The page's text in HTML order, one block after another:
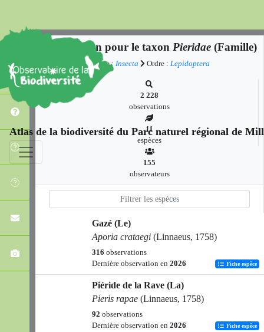
Atlas de la biodiversité du Parc naturel régional de
Observation pour le taxon Pieridae(Famille)
Classe : Insecta Ordre : Lepidoptera
2 228
observations
11
espèces
155
observateurs
Gazé (Le)
Aporia crataegi (Linnaeus, 1758)
316 observations
Dernière observation en 2026 Fiche espèce
Piéride de la Rave (La)
Pieris rapae (Linnaeus, 1758)
92 observations
Dernière observation en 2026 Fiche espèce